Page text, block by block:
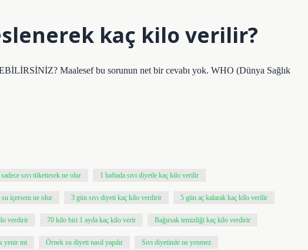
kaç kilo verilir?
Maalesef bu sorunun net bir cevabı yok. WHO (Dünya Sağlık
sıvı tüketirsek ne olur 1 haftada sıvı diyetle kaç kilo verilir
içersem ne olur 3 gün sıvı diyeti kaç kilo verdirir 5 gün aç kalarak kaç kilo verilir
verdirir 70 kilo biri 1 ayda kaç kilo verir Bağırsak temizliği kaç kilo verdirir
yenir mi Örnek su diyeti nasıl yapılır Sıvı diyetinde ne yenmez